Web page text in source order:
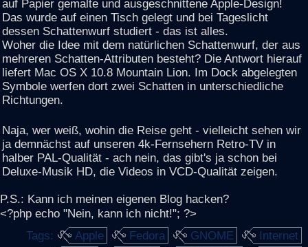
auf Papier gemalte und ausgeschnittene Apple-Design!
Das wurde auf einen Tisch gelegt und bei Tageslicht
dessen Schattenwurf studiert - das ist alles.
Woher die Idee mit dem natürlichen Schattenwurf, der aus
mehreren Schatten-Attributen besteht? Die Antwort hierauf
liefert Mac OS X 10.8 Mountain Lion. Im Dock abgelegten
Symbole werfen dort zwei Schatten in unterschiedliche
Richtungen.
Naja, wer weiß, wohin die Reise geht - vielleicht sehen wir
ja demnächst auf unseren 4k-Fernsehern Retro-TV in
halber PAL-Qualität - ach nein, das gibt's ja schon bei
Deluxe-Musik HD, die Videos in VCD-Qualität zeigen.
P.S.: Kann ich meinen eigenen Blog hacken?
<?php echo "Nein, kann ich nicht!"; ?>
Tags:
Apple Fedora GNOME
Internet